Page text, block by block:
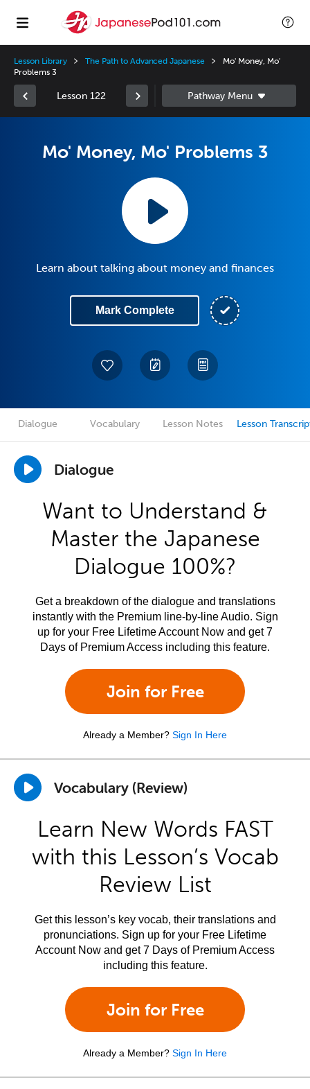
Lesson Library The Path to Advanced Japanese
Mo' Money, Mo'
Problems 3
Lesson 122
Mo' Money, Mo' Problems 3
Learn about talking about money and finances
Mark Complete
Dialogue Vocabulary Lesson Notes Lesson
Dialogue
Want to Understand &
Master the Japanese
Dialogue 100%?
Get a breakdown of the dialogue and translations
instantly with the Premium line-by-line Audio. Sign
up for your Free Lifetime Account Now and get 7
Days of Premium Access including this feature.
Join for Free
Already a Member? Sign In Here
Vocabulary (Review)
Learn New Words FAST
with this Lesson’s Vocab
Review List
Get this lesson’s key vocab, their translations and
pronunciations. Sign up for your Free Lifetime
Account Now and get 7 Days of Premium Access
including this feature.
Join for Free
Already a Member? Sign In Here